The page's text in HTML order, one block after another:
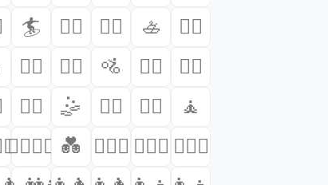
🏄 🏄‍♂️ 🏄‍♀️ 🚣
🚣‍♂️
🚴‍♂️ 🚴‍♀️ 🚵 🚵‍♂️
🚵‍♀️
🤾‍♀️ 🤹 🤹‍♂️ 🤹‍♀️
🧘
👩‍❤️‍💋‍👩 💑 👩‍❤️‍👨 👨‍❤️‍👨 👩‍❤️‍👩